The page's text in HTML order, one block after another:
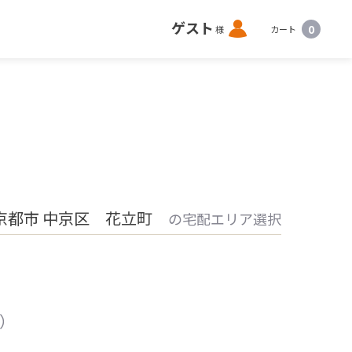
ゲスト 様 ロ
グ
カート 0
市 中京区 花立町 の宅配エリア選択